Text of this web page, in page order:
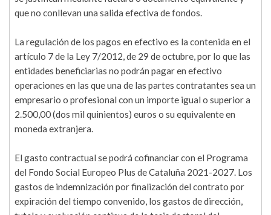
que no conllevan una salida efectiva de fondos.
La regulación de los pagos en efectivo es la contenida en el
artículo 7 de la Ley 7/2012, de 29 de octubre, por lo que las
entidades beneficiarias no podrán pagar en efectivo
operaciones en las que una de las partes contratantes sea un
empresario o profesional con un importe igual o superior a
2.500,00 (dos mil quinientos) euros o su equivalente en
moneda extranjera.
El gasto contractual se podrá cofinanciar con el Programa
del Fondo Social Europeo Plus de Cataluña 2021-2027. Los
gastos de indemnización por finalización del contrato por
expiración del tiempo convenido, los gastos de dirección,